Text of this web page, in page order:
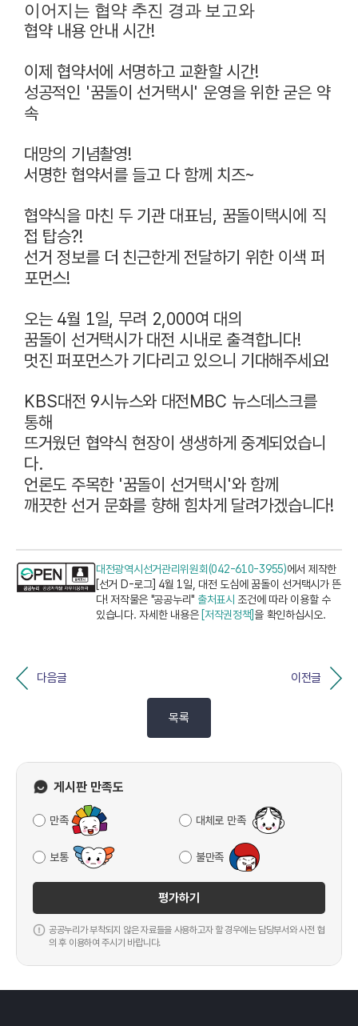
이어지는 협약 추진 경과 보고와
협약 내용 안내 시간!
이제 협약서에 서명하고 교환할 시간!
성공적인 '꿈돌이 선거택시 ' 운영을 위한 굳은 약
속
대망의 기념촬영!
서명한 협약서를 들고 다 함께 치즈~
협약식을 마친 두 기관 대표님, 꿈돌이택시에 직
접 탑승?!
선거 정보를 더 친근한게 전달하기 위한 이색 퍼
포먼스!
오는 4월 1일, 무려 2,000여 대의
꿈돌이 선거택시가 대전 시내로 출격합니다!
멋진 퍼포먼스가 기다리고 있으니 기대해주세요!
KBS대전 9시뉴스와 대전MBC 뉴스데스크를
통해
뜨거웠던 협약식 현장이 생생하게 중계되었습니
다.
언론도 주목한 '꿈돌이 선거택시 '와 함께
깨끗한 선거 문화를 향해 힘차게 달려가겠습니다!
대전광역시선거관리위원회(042-610-3955)에서 제작한
[선거 D-로그] 4월 1일, 대전 도심에 꿈돌이 선거택시가 뜬
다! 저작물은 "공공누리" 출처표시 조건에 따라 이용할 수
있습니다. 자세한 내용은 [저작권정책]을 확인하십시오.
다음글 이전글
목록
게시판 만족도
만족 대체로 만족
보통 불만족
평가하기
공공누리가 부착되지 않은 자료들을 사용하고자 할 경우에는 담당부서와 사전 협
의 후 이용하여 주시기 바랍니다.